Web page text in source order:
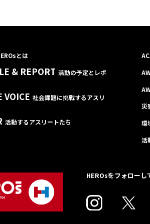
とは
& REPORT 活動の予定とレポ
VOICE 社会課題に挑戦するアスリ
活動するアスリートたち
災
環
活
HEROsをフォローし